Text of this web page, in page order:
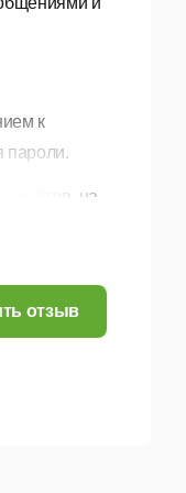
к
пароли.
на
отзыв